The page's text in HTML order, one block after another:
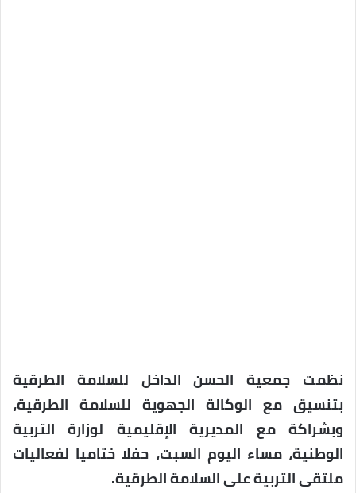
نظمت جمعية الحسن الداخل للسلامة الطرقية
بتنسيق مع الوكالة الجهوية للسلامة الطرقية،
وبشراكة مع المديرية الإقليمية لوزارة التربية
الوطنية، مساء اليوم السبت، حفلا ختاميا لفعاليات
ملتقى التربية على السلامة الطرقية.